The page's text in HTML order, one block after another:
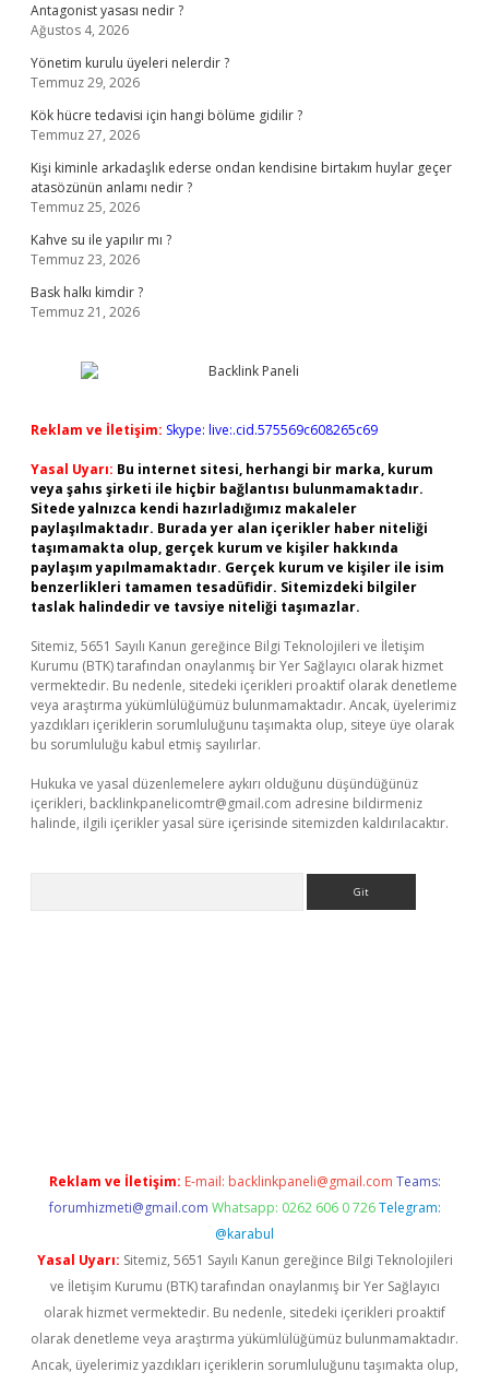
Antagonist yasası nedir ?
Ağustos 4, 2026
Yönetim kurulu üyeleri nelerdir ?
Temmuz 29, 2026
Kök hücre tedavisi için hangi bölüme gidilir ?
Temmuz 27, 2026
Kişi kiminle arkadaşlık ederse ondan kendisine birtakım huylar geçer
atasözünün anlamı nedir ?
Temmuz 25, 2026
Kahve su ile yapılır mı ?
Temmuz 23, 2026
Bask halkı kimdir ?
Temmuz 21, 2026
Reklam ve İletişim: Skype: live:.cid.575569c608265c69
Yasal Uyarı: Bu internet sitesi, herhangi bir marka, kurum
veya şahıs şirketi ile hiçbir bağlantısı bulunmamaktadır.
Sitede yalnızca kendi hazırladığımız makaleler
paylaşılmaktadır. Burada yer alan içerikler haber niteliği
taşımamakta olup, gerçek kurum ve kişiler hakkında
paylaşım yapılmamaktadır. Gerçek kurum ve kişiler ile isim
benzerlikleri tamamen tesadüfidir. Sitemizdeki bilgiler
taslak halindedir ve tavsiye niteliği taşımazlar.
Sitemiz, 5651 Sayılı Kanun gereğince Bilgi Teknolojileri ve İletişim
Kurumu (BTK) tarafından onaylanmış bir Yer Sağlayıcı olarak hizmet
vermektedir. Bu nedenle, sitedeki içerikleri proaktif olarak denetleme
veya araştırma yükümlülüğümüz bulunmamaktadır. Ancak, üyelerimiz
yazdıkları içeriklerin sorumluluğunu taşımakta olup, siteye üye olarak
bu sorumluluğu kabul etmiş sayılırlar.
Hukuka ve yasal düzenlemelere aykırı olduğunu düşündüğünüz
içerikleri, backlinkpanelicomtr@gmail.com adresine bildirmeniz
halinde, ilgili içerikler yasal süre içerisinde sitemizden kaldırılacaktır.
Reklam ve İletişim: E-mail: backlinkpaneli@gmail.com Teams:
forumhizmeti@gmail.com Whatsapp: 0262 606 0 726 Telegram:
@karabul
Yasal Uyarı: Sitemiz, 5651 Sayılı Kanun gereğince Bilgi Teknolojileri
ve İletişim Kurumu (BTK) tarafından onaylanmış bir Yer Sağlayıcı
olarak hizmet vermektedir. Bu nedenle, sitedeki içerikleri proaktif
olarak denetleme veya araştırma yükümlülüğümüz bulunmamaktadır.
Ancak, üyelerimiz yazdıkları içeriklerin sorumluluğunu taşımakta olup,